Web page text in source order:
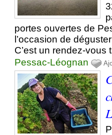
portes ouvertes de
l’occasion de
C’est un rendez-vous
Pessac-Léognan